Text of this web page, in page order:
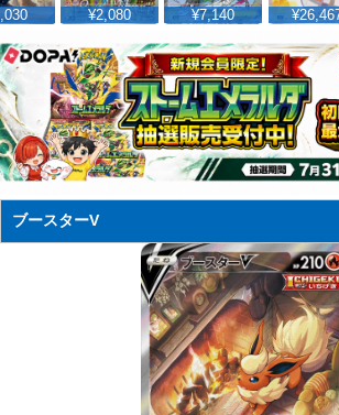
¥2,080 ¥7,140 ¥26,467
ブースターV